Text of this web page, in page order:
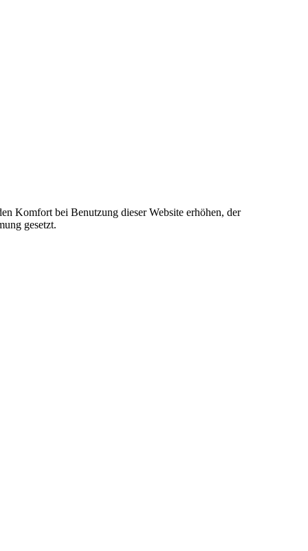
Komfort bei Benutzung dieser Website erhöhen, der
gesetzt.